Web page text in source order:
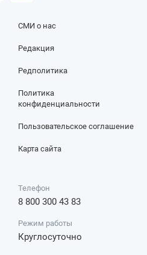
СМИ о нас
Редакция
Редполитика
Политика
конфиденциальности
Пользовательское соглашение
Карта сайта
Телефон
8 800 300 43 83
Режим работы
Круглосуточно